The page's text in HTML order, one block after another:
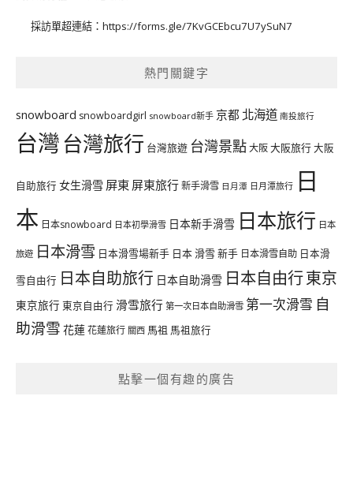
採訪單超連結： https://forms.gle/7KvGCEbcu7U7ySuN7
熱門關鍵字
snowboard snowboardgirl snowboard新手 京都 北海道 南投旅行
台灣台灣旅行 台灣旅遊 台灣景點大阪大阪旅行大阪
自助旅行 女生滑雪 屏東 屏東旅行新手滑雪 日月潭 日月潭旅行 日
本 日本snowboard 日本初學滑雪 日本新手滑雪 日本旅行 日本
旅遊 日本滑雪 日本滑雪場新手 日本 滑雪 新手 日本滑雪自助 日本滑
雪自由行 日本自助旅行 日本自助滑雪 日本自由行東京
東京旅行 東京自由行 滑雪旅行 第一次日本自助滑雪 第一次滑雪 自
助滑雪 花蓮花蓮旅行 關西 馬祖 馬祖旅行
點擊一個有趣的廣告